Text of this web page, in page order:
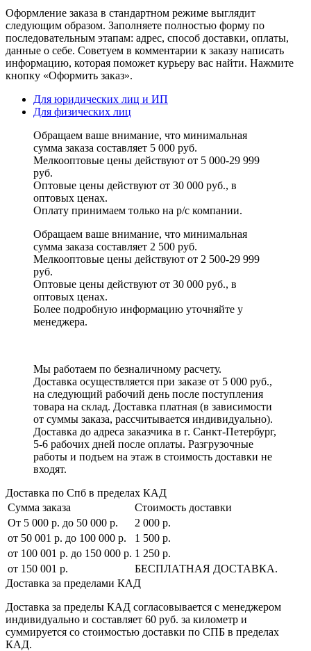
Оформление заказа в стандартном режиме выглядит
следующим образом. Заполняете полностью форму по
последовательным этапам: адрес, способ доставки, оплаты,
данные о себе. Советуем в комментарии к заказу написать
информацию, которая поможет курьеру вас найти. Нажмите
кнопку «Оформить заказ».
Для юридических лиц и ИП
Для физических лиц
Обращаем ваше внимание, что минимальная
сумма заказа составляет 5 000 руб.
Мелкооптовые цены действуют от 5 000-29 999
руб.
Оптовые цены действуют от 30 000 руб., в
оптовых ценах.
Оплату принимаем только на р/с компании.
Обращаем ваше внимание, что минимальная
сумма заказа составляет 2 500 руб.
Мелкооптовые цены действуют от 2 500-29 999
руб.
Оптовые цены действуют от 30 000 руб., в
оптовых ценах.
Более подробную информацию уточняйте у
менеджера.
Мы работаем по безналичному расчету.
Доставка осуществляется при заказе от 5 000 руб.,
на следующий рабочий день после поступления
товара на склад. Доставка платная (в зависимости
от суммы заказа, рассчитывается индивидуально).
Доставка до адреса заказчика в г. Санкт-Петербург,
5-6 рабочих дней после оплаты. Разгрузочные
работы и подъем на этаж в стоимость доставки не
входят.
Доставка по Спб в пределах КАД
Сумма заказа
Стоимость доставки
От 5 000 р. до 50 000 р.
2 000 р.
от 50 001 р. до 100 000 р.
1 500 р.
от 100 001 р. до 150 000 р. 1 250 р.
от 150 001 р.
БЕСПЛАТНАЯ ДОСТАВКА.
Доставка за пределами КАД
Доставка за пределы КАД согласовывается с менеджером
индивидуально и составляет 60 руб. за километр и
суммируется со стоимостью доставки по СПБ в пределах
КАД.